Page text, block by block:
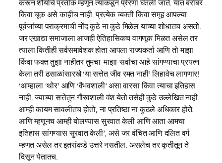
करून शौर्याचे प्रतीक म्हणून त्याकडून प्रेरणा घेतली जाते. यात बरोबर
किंवा चूक असे काहीच नाही. प्रत्येक व्यक्ती किंवा समूह आपल्या
पूर्वजांच्या पराक्रमाची नोंद कुठे ना कुठे मिळेल याच्या शोधातच असतो.
जर एखाद्या समाजाला आजही ऐतिहासिकच वागणूक मिळत असेल तर
त्याला कितीही सर्वसमावेशक होता आपला राज्यकर्ता आणि तो माझा
किंवा फक्त तुझा नाहीतर तुमचा-माझा-सर्वांचा आहे सांगण्याचा प्रयत्न
केला तरी ढसाळांसारखे ‘या सत्तेत जीव रमत नाही’ लिहावेच लागणार!
‘आम्हाला ‘थोर’ आणि ‘वैभवशाली’ असा वारसा किंवा त्याचा इतिहास
नाही. ज्याच्या सत्तेतुन गौरवशाली वंश येतो तसेही कुठे उल्लेखित नाही.
आम्ही कायम सावलीतच होतो, ना प्रतिष्ठा ना कुठले अधिकार होते.
आणि म्हणूनच आम्ही बोलण्यास सुरवात केली आणि आता आमचा
इतिहास सांगण्यास सुरवात केली’, असे जर वंचित आणि दलित वर्ग
म्हणत असेल तर इतरांकडे उत्तरे नसतील. असलेच तर कृतीतून ते
दिसून येतातच.